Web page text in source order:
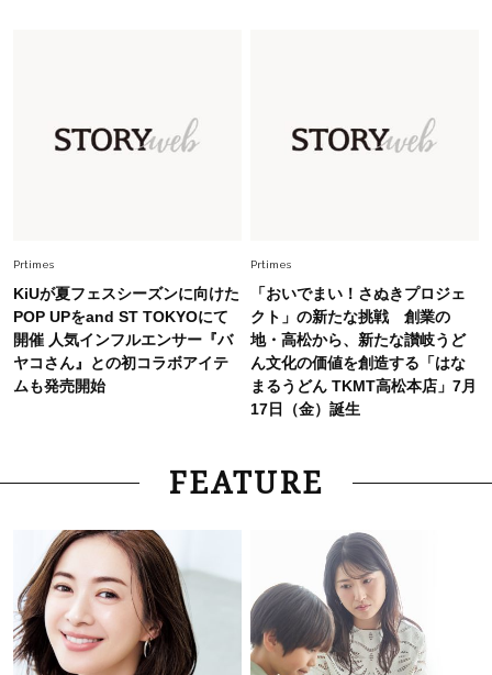
2026.7.9
スタイリストが本気で推す！40代がほどよく華
26年夏は「小ぶり」が大流行中！人と被らない
【最旬かごバッグ】6選
Prtimes
KiUが夏フェスシーズンに向けた
POP UPをand ST TOKYOにて
開催 人気インフルエンサー『バ
ヤコさん』との初コラボアイテ
ムも発売開始
Prtimes
「おいでまい！さぬきプロジェ
クト」の新たな挑戦 創業の
地・高松から、新たな讃岐うど
ん文化の価値を創造する「はな
まるうどん TKMT高松本店」7月
17日（金）誕生
FEATURE